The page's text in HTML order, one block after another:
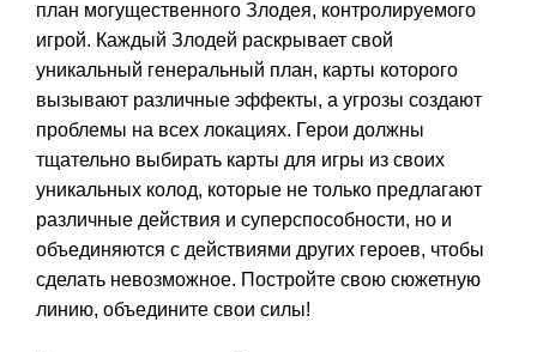
план могущественного Злодея, контролируемого
игрой. Каждый Злодей раскрывает свой
уникальный генеральный план, карты которого
вызывают различные эффекты, а угрозы создают
проблемы на всех локациях. Герои должны
тщательно выбирать карты для игры из своих
уникальных колод, которые не только предлагают
различные действия и суперспособности, но и
объединяются с действиями других героев, чтобы
сделать невозможное. Постройте свою сюжетную
линию, объедините свои силы!